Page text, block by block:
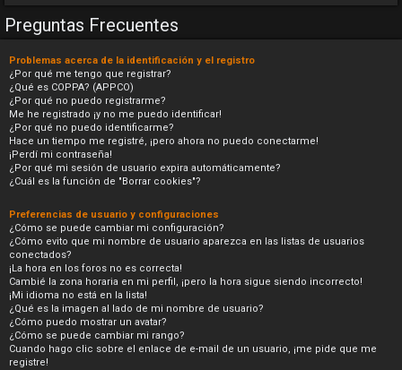
Preguntas Frecuentes
Problemas acerca de la identificación y el registro
¿Por qué me tengo que registrar?
¿Qué es COPPA? (APPCO)
¿Por qué no puedo registrarme?
Me he registrado ¡y no me puedo identificar!
¿Por qué no puedo identificarme?
Hace un tiempo me registré, ¡pero ahora no puedo conectarme!
¡Perdí mi contraseña!
¿Por qué mi sesión de usuario expira automáticamente?
¿Cuál es la función de "Borrar cookies"?
Preferencias de usuario y configuraciones
¿Cómo se puede cambiar mi configuración?
¿Cómo evito que mi nombre de usuario aparezca en las listas de usuarios
conectados?
¡La hora en los foros no es correcta!
Cambié la zona horaria en mi perfil, ¡pero la hora sigue siendo incorrecto!
¡Mi idioma no está en la lista!
¿Qué es la imagen al lado de mi nombre de usuario?
¿Cómo puedo mostrar un avatar?
¿Cómo se puede cambiar mi rango?
Cuando hago clic sobre el enlace de e-mail de un usuario, ¡me pide que me
registre!